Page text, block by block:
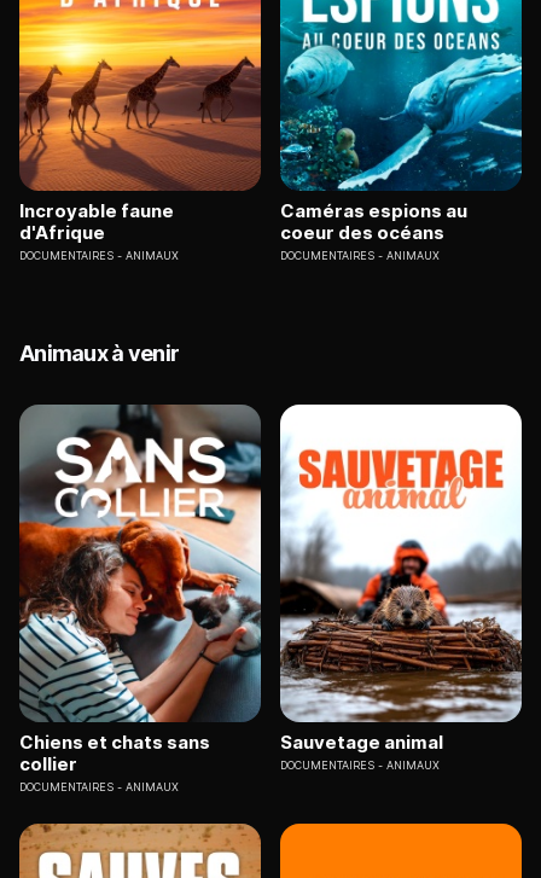
Incroyable faune
d'Afrique
DOCUMENTAIRES ANIMAUX
Caméras espions au
coeur des océans
DOCUMENTAIRES ANIMAUX
Animaux à venir
Chiens et chats sans
collier
DOCUMENTAIRES ANIMAUX
Sauvetage animal
DOCUMENTAIRES ANIMAUX